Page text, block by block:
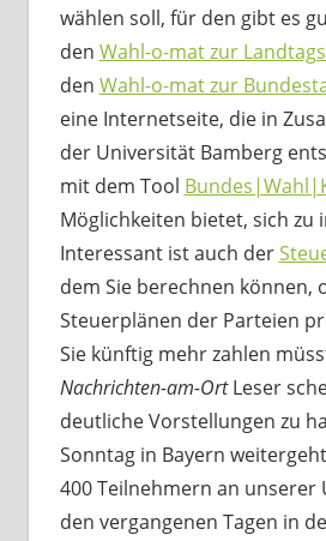
wählen soll, für den gibt es
den Wahl-o-mat zur
den Wahl-o-mat zur
eine Internetseite, die in
der Universität Bamberg
mit dem Tool
Möglichkeiten bietet, sich zu
Interessant ist auch der
dem Sie berechnen können,
Steuerplänen der Parteien
Sie künftig mehr zahlen
Nachrichten-am-OrtLeser
deutliche Vorstellungen zu
Sonntag in Bayern
400 Teilnehmern an unserer
den vergangenen Tagen in